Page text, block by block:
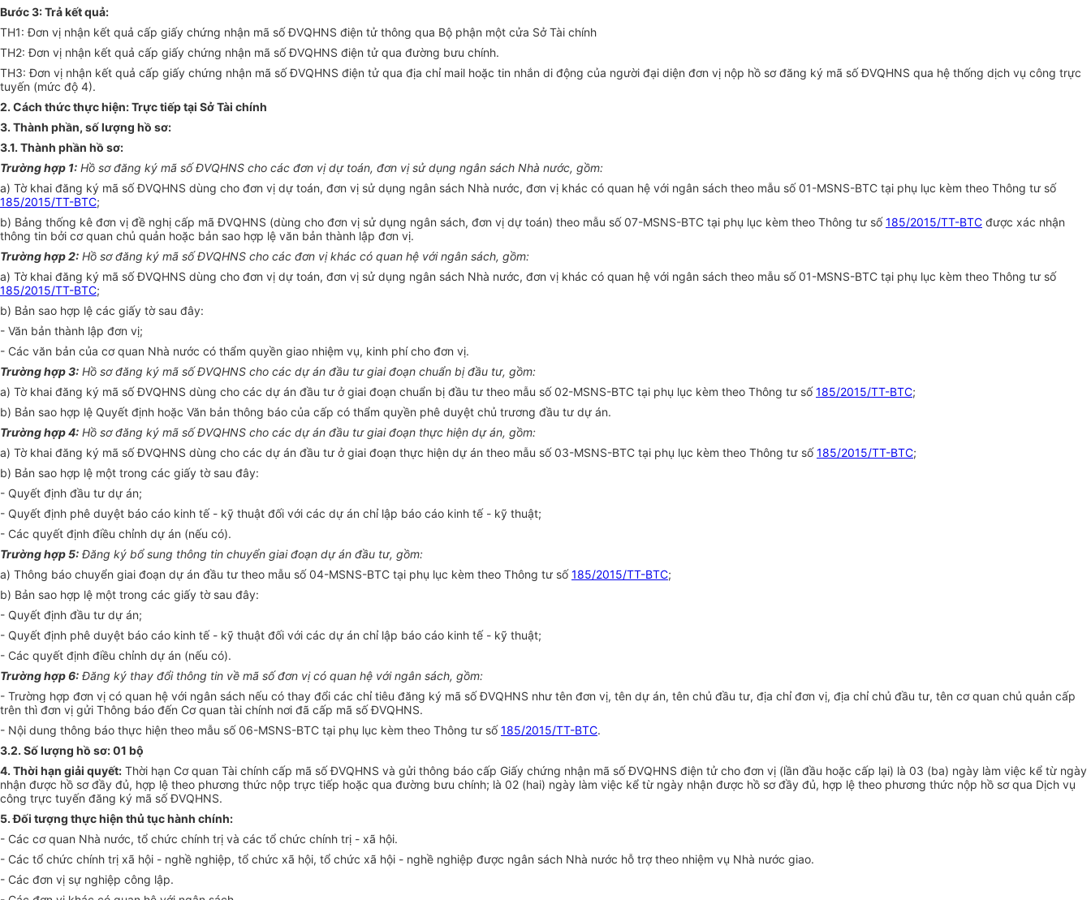
Bước 3: Trả kết quả:
TH1: Đơn vị nhận kết quả cấp giấy chứng nhận mã số ĐVQHNS điện tử thông qua Bộ phận một cửa Sở Tài chính
TH2: Đơn vị nhận kết quả cấp giấy chứng nhận mã số ĐVQHNS điện tử qua đường bưu chính.
TH3: Đơn vị nhận kết quả cấp giấy chứng nhận mã số ĐVQHNS điện tử qua địa chỉ mail hoặc tin nhắn di động của người đại diện đơn vị nộp hồ sơ đăng ký mã số ĐVQHNS qua hệ thống dịch vụ công trực
tuyến (mức độ 4).
2. Cách thức thực hiện: Trực tiếp tại Sở Tài chính
3. Thành phần, số lượng hồ sơ:
3.1. Thành phần hồ sơ:
Trường hợp 1: Hồ sơ đăng ký mã số ĐVQHNS cho các đơn vị dự toán, đơn vị sử dụng ngân sách Nhà nước, gồm:
a) Tờ khai đăng ký mã số ĐVQHNS dùng cho đơn vị dự toán, đơn vị sử dụng ngân sách Nhà nước, đơn vị khác có quan hệ với ngân sách theo mẫu số 01-MSNS-BTC tại phụ lục kèm theo Thông tư số
185/2015/TT-BTC;
b) Bảng thống kê đơn vị đề nghị cấp mã ĐVQHNS (dùng cho đơn vị sử dụng ngân sách, đơn vị dự toán) theo mẫu số 07-MSNS-BTC tại phụ lục kèm theo Thông tư số185/2015/TT-BTC được xác nhận
thông tin bởi cơ quan chủ quản hoặc bản sao hợp lệ văn bản thành lập đơn vị.
Trường hợp 2: Hồ sơ đăng ký mã số ĐVQHNS cho các đơn vị khác có quan hệ với ngân sách, gồm:
a) Tờ khai đăng ký mã số ĐVQHNS dùng cho đơn vị dự toán, đơn vị sử dụng ngân sách Nhà nước, đơn vị khác có quan hệ với ngân sách theo mẫu số 01-MSNS-BTC tại phụ lục kèm theo Thông tư số
185/2015/TT-BTC;
b) Bản sao hợp lệ các giấy tờ sau đây:
- Văn bản thành lập đơn vị;
- Các văn bản của cơ quan Nhà nước có thẩm quyền giao nhiệm vụ, kinh phí cho đơn vị.
Trường hợp 3: Hồ sơ đăng ký mã số ĐVQHNS cho các dự án đầu tư giai đoạn chuẩn bị đầu tư, gồm:
a) Tờ khai đăng ký mã số ĐVQHNS dùng cho các dự án đầu tư ở giai đoạn chuẩn bị đầu tư theo mẫu số 02-MSNS-BTC tại phụ lục kèm theo Thông tư số185/2015/TT-BTC;
b) Bản sao hợp lệ Quyết định hoặc Văn bản thông báo của cấp có thẩm quyền phê duyệt chủ trương đầu tư dự án.
Trường hợp 4: Hồ sơ đăng ký mã số ĐVQHNS cho các dự án đầu tư giai đoạn thực hiện dự án, gồm:
a) Tờ khai đăng ký mã số ĐVQHNS dùng cho các dự án đầu tư ở giai đoạn thực hiện dự án theo mẫu số 03-MSNS-BTC tại phụ lục kèm theo Thông tư số185/2015/TT-BTC;
b) Bản sao hợp lệ một trong các giấy tờ sau đây:
- Quyết định đầu tư dự án;
- Quyết định phê duyệt báo cáo kinh tế - kỹ thuật đối với các dự án chỉ lập báo cáo kinh tế - kỹ thuật;
- Các quyết định điều chỉnh dự án (nếu có).
Trường hợp 5: Đăng ký bổ sung thông tin chuyển giai đoạn dự án đầu tư, gồm:
a) Thông báo chuyển giai đoạn dự án đầu tư theo mẫu số 04-MSNS-BTC tại phụ lục kèm theo Thông tư số185/2015/TT-BTC;
b) Bản sao hợp lệ một trong các giấy tờ sau đây:
- Quyết định đầu tư dự án;
- Quyết định phê duyệt báo cáo kinh tế - kỹ thuật đối với các dự án chỉ lập báo cáo kinh tế - kỹ thuật;
- Các quyết định điều chỉnh dự án (nếu có).
Trường hợp 6: Đăng ký thay đổi thông tin về mã số đơn vị có quan hệ với ngân sách, gồm:
- Trường hợp đơn vị có quan hệ với ngân sách nếu có thay đổi các chỉ tiêu đăng ký mã số ĐVQHNS như tên đơn vị, tên dự án, tên chủ đầu tư, địa chỉ đơn vị, địa chỉ chủ đầu tư, tên cơ quan chủ quản cấp
trên thì đơn vị gửi Thông báo đến Cơ quan tài chính nơi đã cấp mã số ĐVQHNS.
- Nội dung thông báo thực hiện theo mẫu số 06-MSNS-BTC tại phụ lục kèm theo Thông tư số 185/2015/TT-BTC.
3.2. Số lượng hồ sơ: 01 bộ
4. Thời hạn giải quyết: Thời hạn Cơ quan Tài chính cấp mã số ĐVQHNS và gửi thông báo cấp Giấy chứng nhận mã số ĐVQHNS điện tử cho đơn vị (lần đầu hoặc cấp lại) là 03 (ba) ngày làm việc kể từ ngày
nhận được hồ sơ đầy đủ, hợp lệ theo phương thức nộp trực tiếp hoặc qua đường bưu chính; là 02 (hai) ngày làm việc kể từ ngày nhận được hồ sơ đầy đủ, hợp lệ theo phương thức nộp hồ sơ qua Dịch vụ
công trực tuyến đăng ký mã số ĐVQHNS.
5.Đối tượng thực hiện thủ tục hành chính:
- Các cơ quan Nhà nước, tổ chức chính trị và các tổ chức chính trị - xã hội.
- Các tổ chức chính trị xã hội - nghề nghiệp, tổ chức xã hội, tổ chức xã hội - nghề nghiệp được ngân sách Nhà nước hỗ trợ theo nhiệm vụ Nhà nước giao.
- Các đơn vị sự nghiệp công lập.